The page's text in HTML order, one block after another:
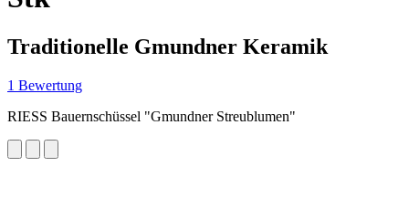
Traditionelle Gmundner Keramik
1 Bewertung
RIESS Bauernschüssel "Gmundner Streublumen"